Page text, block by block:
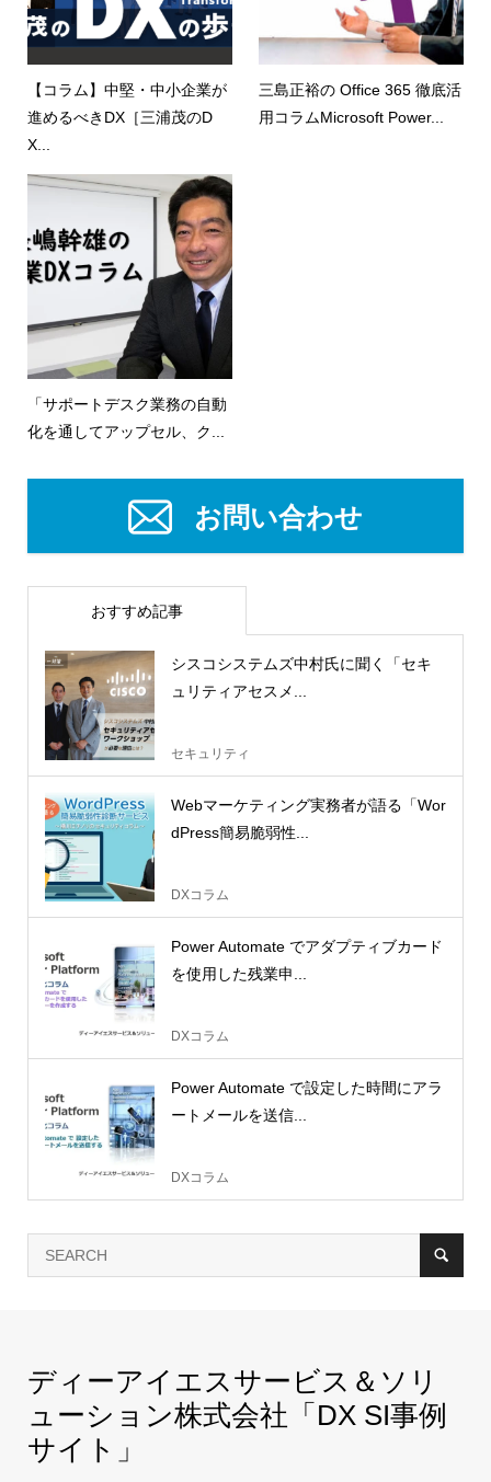
【コラム】中堅・中小企業が
進めるべきDX［三浦茂のD
X...
三島正裕の Office 365 徹底活
用コラムMicrosoft Power...
「サポートデスク業務の自動
化を通してアップセル、ク...
お問い合わせ
おすすめ記事
シスコシステムズ中村氏に聞く「セキ
ュリティアセスメ...
セキュリティ
Webマーケティング実務者が語る「Wor
dPress簡易脆弱性...
DXコラム
Power Automate でアダプティブカード
を使用した残業申...
DXコラム
Power Automate で設定した時間にアラ
ートメールを送信...
DXコラム
ディーアイエスサービス＆ソリ
ューション株式会社「DX SI事例
サイト」